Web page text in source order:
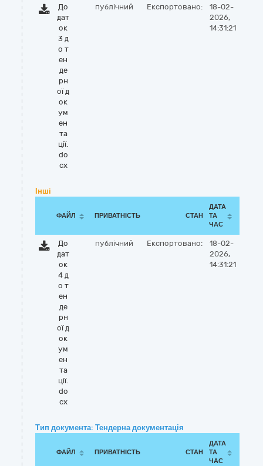
До
дат
ок
3 д
о т
ен
де
рн
ої д
ок
ум
ен
та
ції.
do
cx
публічний Експортовано:
18-02-
2026,
14:31:21
Інші
ФАЙЛ ПРИВАТНІСТЬ СТАН
ДАТА
ТА
ЧАС
До
дат
ок
4 д
о т
ен
де
рн
ої д
ок
ум
ен
та
ції.
do
cx
публічний Експортовано:
18-02-
2026,
14:31:21
Тип документа: Тендерна документація
ФАЙЛ ПРИВАТНІСТЬ СТАН
ДАТА
ТА
ЧАС